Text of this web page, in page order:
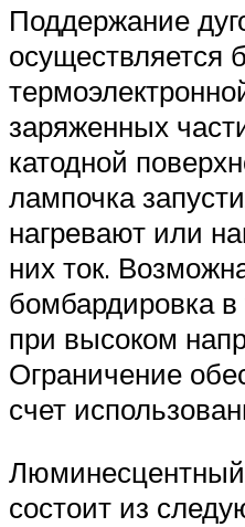
Поддержание
осуществляется
заряженных
катодной
лампочка
нагревают или
них ток.
бомбардировка
при высоком
Ограничение
счет
Люминесцентный
состоит из